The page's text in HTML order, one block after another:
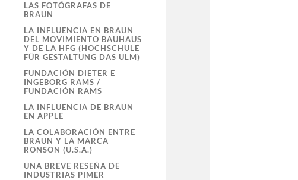
LAS FOTÓGRAFAS DE
BRAUN
LA INFLUENCIA EN BRAUN
DEL MOVIMIENTO BAUHAUS
Y DE LA HFG (HOCHSCHULE
FÜR GESTALTUNG DAS ULM)
FUNDACIÓN DIETER E
INGEBORG RAMS /
FUNDACIÓN RAMS
LA INFLUENCIA DE BRAUN
EN APPLE
LA COLABORACIÓN ENTRE
BRAUN Y LA MARCA
RONSON (U.S.A.)
UNA BREVE RESEÑA DE
INDUSTRIAS PIMER